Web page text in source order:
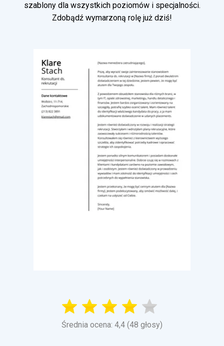
szablony dla wszystkich poziomów i specjalności.
Zdobądź wymarzoną rolę już dziś!
Średnia ocena: 4,4 (48 głosy)